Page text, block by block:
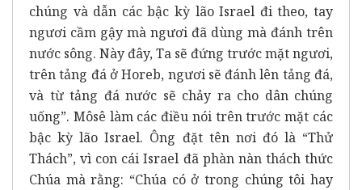
chúng và dẫn các bậc kỳ lão Israel đi theo, tay
ngươi cầm gậy mà ngươi đã dùng mà đánh trên
nước sông. Này đây, Ta sẽ đứng trước mặt ngươi,
trên tảng đá ở Horeb, ngươi sẽ đánh lên tảng đá,
và từ tảng đá nước sẽ chảy ra cho dân chúng
uống”. Môsê làm các điều nói trên trước mặt các
bậc kỳ lão Israel. Ông đặt tên nơi đó là “Thử
Thách”, vì con cái Israel đã phàn nàn thách thức
Chúa mà rằng: “Chúa có ở trong chúng tôi hay